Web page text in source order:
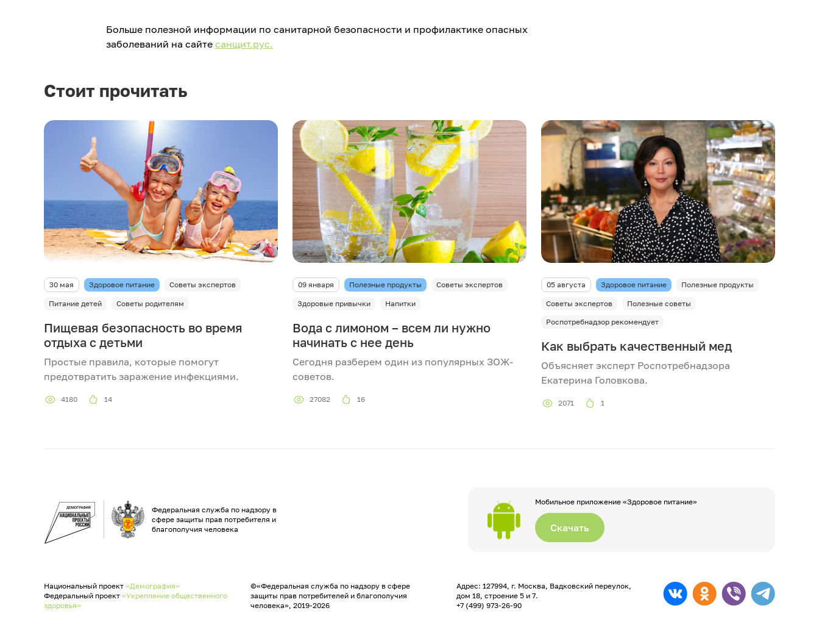
Больше полезной информации по санитарной безопасности и профилактике опасных
заболеваний на сайте санщит.рус.
Стоит прочитать
30 мая Здоровое питание Советы экспертов
Питание детей Советы родителям
Пищевая безопасность во время
отдыха с детьми
Простые правила, которые помогут
предотвратить заражение инфекциями.
4180 14
09 января Полезные продукты Советы экспертов
Здоровые привычки Напитки
Вода с лимоном – всем ли нужно
начинать с нее день
Сегодня разберем один из популярных ЗОЖ-
советов.
27082 16
05 августа Здоровое питание Полезные продукты
Советы экспертов
Полезные советы
Роспотребнадзор рекомендует
Как выбрать качественный мед
Объясняет эксперт Роспотребнадзора
Екатерина Головкова.
2071 1
Федеральная служба по надзору в
сфере защиты прав потребителя и
благополучия человека
Мобильное приложение «Здоровое питание»
Скачать
Национальный проект «Демография»
Федеральный проект «Укрепление общественного
здоровья»
©«Федеральная служба по надзору в сфере
защиты прав потребителей и благополучия
человека», 2019-2026
Адрес: 127994, г. Москва, Вадковский переулок,
дом 18, строение 5 и 7.
+7 (499) 973-26-90